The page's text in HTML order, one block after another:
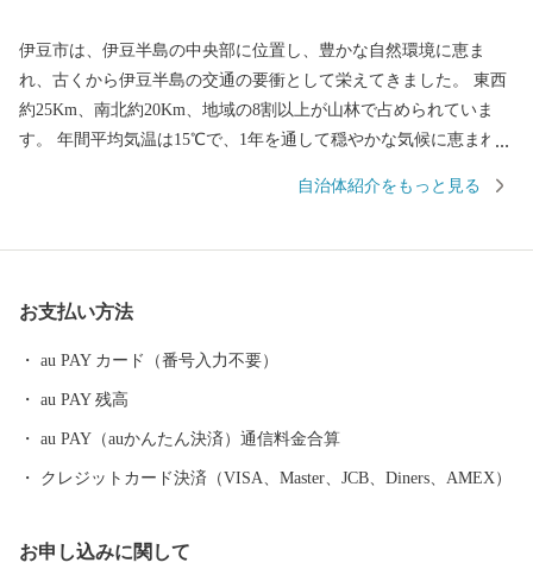
伊豆市は、伊豆半島の中央部に位置し、豊かな自然環境に恵ま
れ、古くから伊豆半島の交通の要衝として栄えてきました。 東西
約25Km、南北約20Km、地域の8割以上が山林で占められていま
す。 年間平均気温は15℃で、1年を通して穏やかな気候に恵まれて
区、西部は海岸線の美しい土肥地区、南部は旅情豊かな天城路を
います。
自治体紹介をもっと見る
お支払い方法
au PAY カード（番号入力不要）
au PAY 残高
au PAY（auかんたん決済）通信料金合算
クレジットカード決済（VISA、Master、JCB、Diners、AMEX）
お申し込みに関して